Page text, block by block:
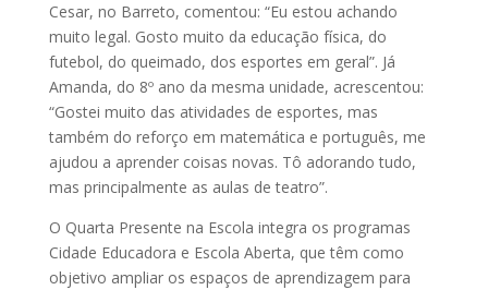
Cesar, no Barreto, comentou: “Eu estou achando
muito legal. Gosto muito da educação física, do
futebol, do queimado, dos esportes em geral”. Já
Amanda, do 8º ano da mesma unidade, acrescentou:
“Gostei muito das atividades de esportes, mas
também do reforço em matemática e português, me
ajudou a aprender coisas novas. Tô adorando tudo,
mas principalmente as aulas de teatro”.
O Quarta Presente na Escola integra os programas
Cidade Educadora e Escola Aberta, que têm como
objetivo ampliar os espaços de aprendizagem para